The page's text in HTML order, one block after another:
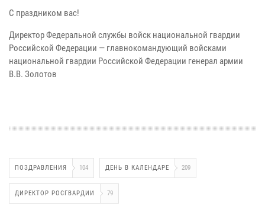
С праздником вас!
Директор Федеральной службы войск национальной гвардии
Российской Федерации — главнокомандующий войсками
национальной гвардии Российской Федерации генерал армии
В.В. Золотов
ПОЗДРАВЛЕНИЯ 104 ДЕНЬ В КАЛЕНДАРЕ 209
ДИРЕКТОР РОСГВАРДИИ 79